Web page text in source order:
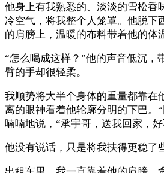
他身上有我熟悉的、淡淡的雪松香
冷空气，将我整个人笼罩。他脱下
的肩膀上，温暖的布料带着他的体
“怎么喝成这样？”他的声音低沉，
臂的手却很轻柔。
我顺势将大半个身体的重量都靠在
离的眼神看着他轮廓分明的下巴
喃喃地说，“承宇哥，送我回家，
他没有说话，只是将我扶得更稳了